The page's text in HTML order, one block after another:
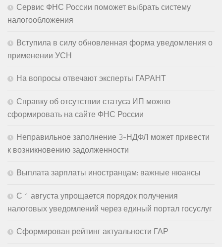
Сервис ФНС России поможет выбрать систему
налогообложения
Вступила в силу обновленная форма уведомления о
применении УСН
На вопросы отвечают эксперты ГАРАНТ
Справку об отсутствии статуса ИП можно
сформировать на сайте ФНС России
Неправильное заполнение 3-НДФЛ может привести
к возникновению задолженности
Выплата зарплаты иностранцам: важные нюансы
С 1 августа упрощается порядок получения
налоговых уведомлений через единый портал госуслуг
Сформирован рейтинг актуальности ГАР